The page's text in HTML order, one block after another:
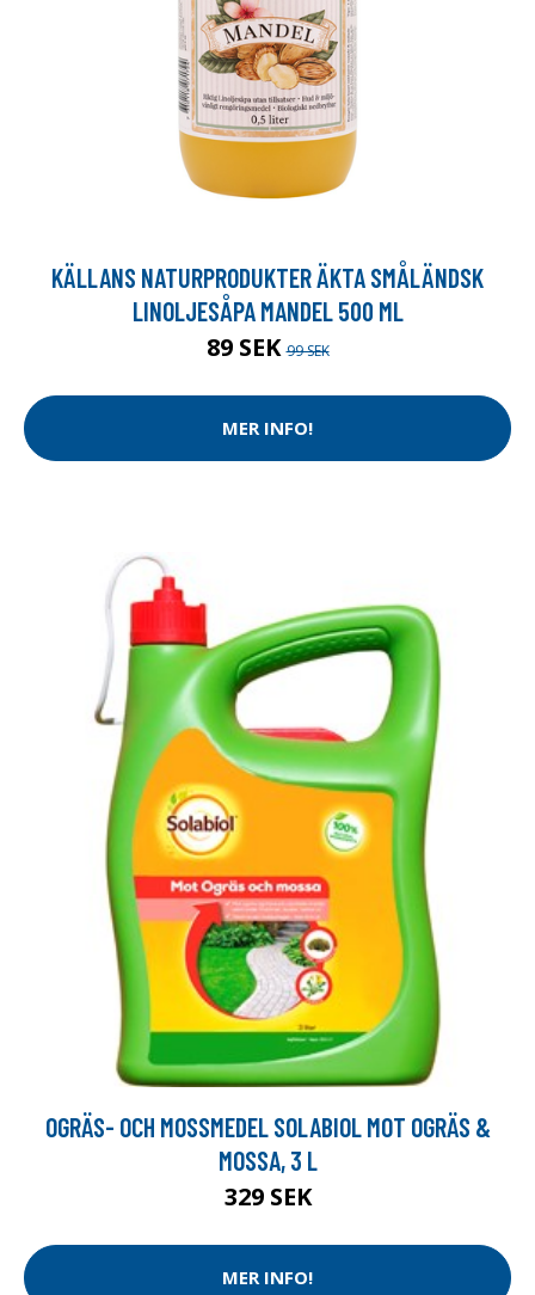
KÄLLANS NATURPRODUKTER ÄKTA SMÅLÄNDSK
LINOLJESÅPA MANDEL 500 ML
89 SEK99 SEK
MER INFO!
OGRÄS- OCH MOSSMEDEL SOLABIOL MOT OGRÄS &
MOSSA, 3 L
329 SEK
MER INFO!